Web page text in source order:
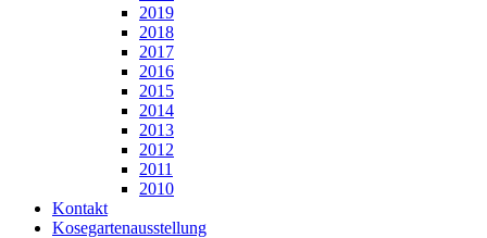
2019
2018
2017
2016
2015
2014
2013
2012
2011
2010
Kontakt
Kosegartenausstellung